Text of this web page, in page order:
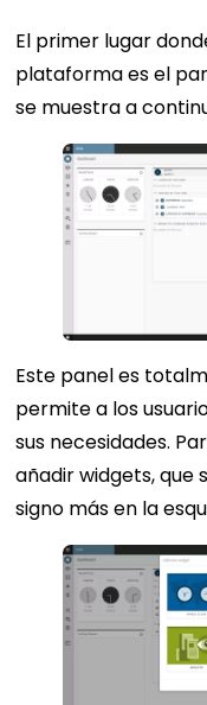
El primer lugar
plataforma es el
se muestra a
Este panel es
permite a los
sus necesidades.
añadir widgets, que
signo más en la